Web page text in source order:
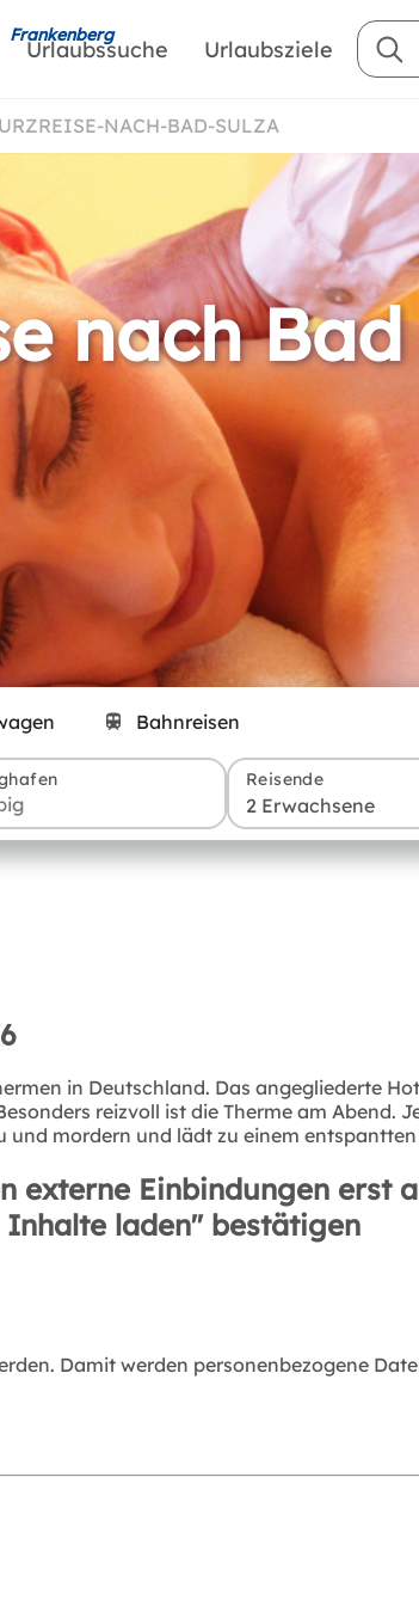
Frankenberg
Urlaubssuche Urlaubsziele
NACH-BAD-SULZA
nach Bad
Bahnreisen
Reisende
2 Erwachsene
in Deutschland. Das angegliederte
reizvoll ist die Therme am Abend.
mordern und lädt zu einem entspantten
externe Einbindungen erst
laden" bestätigen
Damit werden personenbezogene